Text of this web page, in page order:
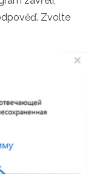
Zvolte